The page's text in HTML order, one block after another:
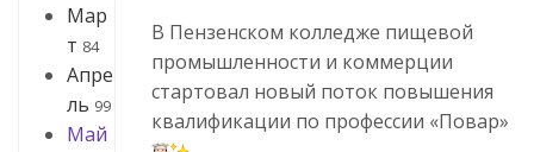
Мар
т 84
Апре
ль 99
Май
В Пензенском колледже пищевой
промышленности и коммерции
стартовал новый поток повышения
квалификации по профессии «Повар»